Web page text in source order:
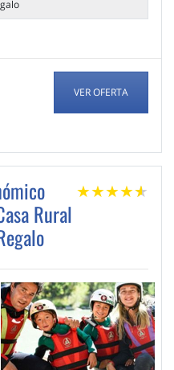
VER OFERTA
Rural
★★★★★
★